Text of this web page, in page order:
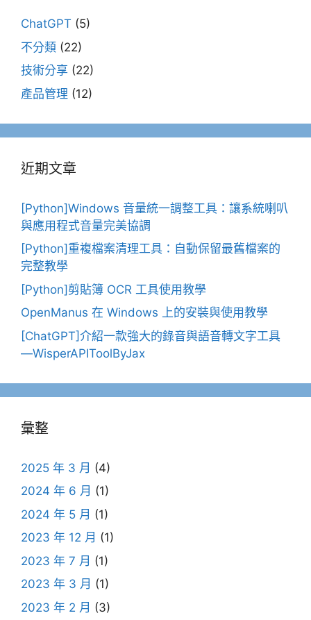
ChatGPT (5)
不分類 (22)
技術分享 (22)
產品管理 (12)
近期文章
[Python]Windows 音量統一調整工具：讓系統喇叭
與應用程式音量完美協調
[Python]重複檔案清理工具：自動保留最舊檔案的
完整教學
[Python]剪貼簿 OCR 工具使用教學
OpenManus 在 Windows 上的安裝與使用教學
[ChatGPT]介紹一款強大的錄音與語音轉文字工具
—WisperAPIToolByJax
彙整
2025 年 3 月 (4)
2024 年 6 月 (1)
2024 年 5 月 (1)
2023 年 12 月 (1)
2023 年 7 月 (1)
2023 年 3 月 (1)
2023 年 2 月 (3)